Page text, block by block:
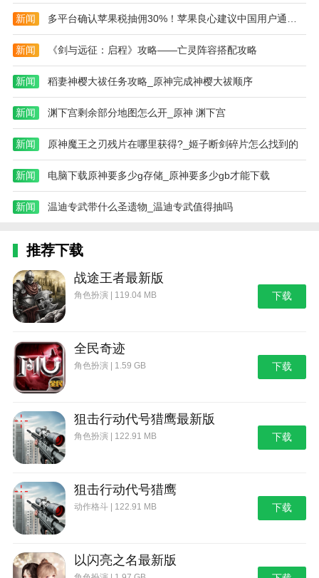
便，能够为你带来便捷
更新日志
最新版本：v1.0.27 更新时间：2024-08-18
修复已知bug
新闻
新闻 《剑与远征：启程》攻略——亡灵阵容搭配攻略
新闻 稻妻神樱大祓任务攻略_原神完成神樱大祓顺序
新闻 渊下宫剩余部分地图怎么开_原神 渊下宫
新闻 原神魔王之刃残片在哪里获得?_姬子断剑碎片怎么找到的
新闻 电脑下载原神要多少g存储_原神要多少gb才能下载
新闻 温迪专武带什么圣遗物_温迪专武值得抽吗
推荐下载
战途王者最新版
角色扮演 | 119.04 MB 下载
全民奇迹
角色扮演 | 1.59 GB 下载
狙击行动代号猎鹰最新版
角色扮演 | 122.91 MB 下载
狙击行动代号猎鹰
动作格斗 | 122.91 MB 下载
以闪亮之名最新版